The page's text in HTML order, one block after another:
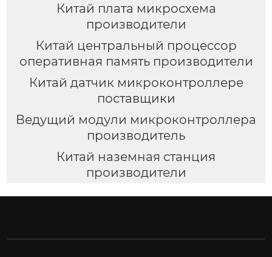
Китай плата микросхема
производители
Китай центральный процессор
оперативная память производители
Китай датчик микроконтроллере
поставщики
Ведущий модули микроконтроллера
производитель
Китай наземная станция
производители